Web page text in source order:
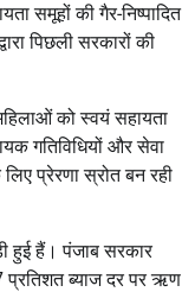
समूहों की गैर-निष्पादित
पिछली सरकारों की
को स्वयं सहायता
गतिविधियों और सेवा
प्रेरणा स्रोत बन रही
हुई हैं। पंजाब सरकार
प्रतिशत ब्याज दर पर ऋण